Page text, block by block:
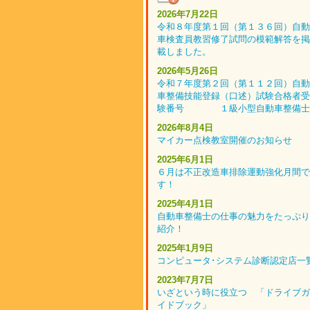
2026年7月22日
令和８年度第１回（第１３６回）自動
車検査員教習修了試問の模範解答を掲
載しました。
2026年5月26日
令和７年度第２回（第１１２回）自動
車整備技能登録（口述）試験合格者受
験番号 １級小型自動車整備士
2026年8月4日
マイカー点検教室開催のお知らせ
2025年6月1日
６月は不正改造車排除運動強化月間で
す！
2025年4月1日
自動車整備士の仕事の魅力をたっぷり
紹介！
2025年1月9日
コンピュータ･システム診断認定店一
2023年7月7日
いざという時に役立つ 「ドライブガ
イドブック」